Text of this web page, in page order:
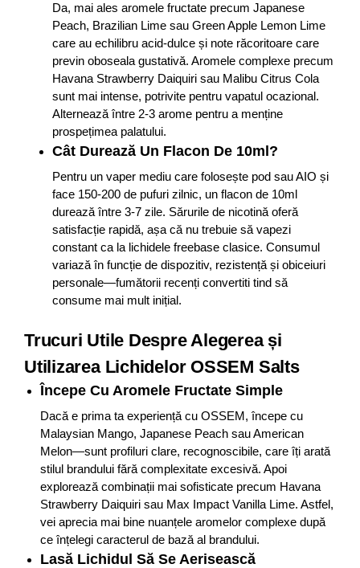
Da, mai ales aromele fructate precum Japanese
Peach, Brazilian Lime sau Green Apple Lemon Lime
care au echilibru acid-dulce și note răcoritoare care
previn oboseala gustativă. Aromele complexe precum
Havana Strawberry Daiquiri sau Malibu Citrus Cola
sunt mai intense, potrivite pentru vapatul ocazional.
Alternează între 2-3 arome pentru a menține
prospețimea palatului.
Cât Durează Un Flacon De 10ml?
Pentru un vaper mediu care folosește pod sau AIO și
face 150-200 de pufuri zilnic, un flacon de 10ml
durează între 3-7 zile. Sărurile de nicotină oferă
satisfacție rapidă, așa că nu trebuie să vapezi
constant ca la lichidele freebase clasice. Consumul
variază în funcție de dispozitiv, rezistență și obiceiuri
personale—fumătorii recenți convertiti tind să
consume mai mult inițial.
Trucuri Utile Despre Alegerea și
Utilizarea Lichidelor OSSEM Salts
Începe Cu Aromele Fructate Simple
Dacă e prima ta experiență cu OSSEM, începe cu
Malaysian Mango, Japanese Peach sau American
Melon—sunt profiluri clare, recognoscibile, care îți arată
stilul brandului fără complexitate excesivă. Apoi
explorează combinații mai sofisticate precum Havana
Strawberry Daiquiri sau Max Impact Vanilla Lime. Astfel,
vei aprecia mai bine nuanțele aromelor complexe după
ce înțelegi caracterul de bază al brandului.
Lasă Lichidul Să Se Aerisească